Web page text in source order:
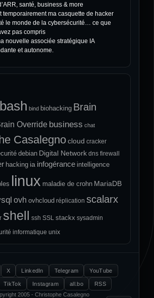
santé, business & more
temporairement ma casquette de hacker
le monde de la cybersécurité… ce que
pas compris
nouvelle associée stratégique IA
et autonome.
bash bind biohacking Brain
Override business chat
Casalegnocloud cracker
debian Digital Network dns firewall
hacking ia infogérance intelligence
linux maladie de crohn MariaDB
ovh ovhcloud réplication scalarx
shell ssh SSL stackx sysadmin
informatique unix
X LinkedIn Telegram YouTube
TikTok Instagram all.bo
RSS
2005 - Christophe Casalegno